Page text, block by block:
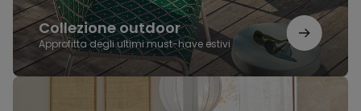
Collezione outdoor
Approfitta degli ultimi must-have estivi
L'eleganza